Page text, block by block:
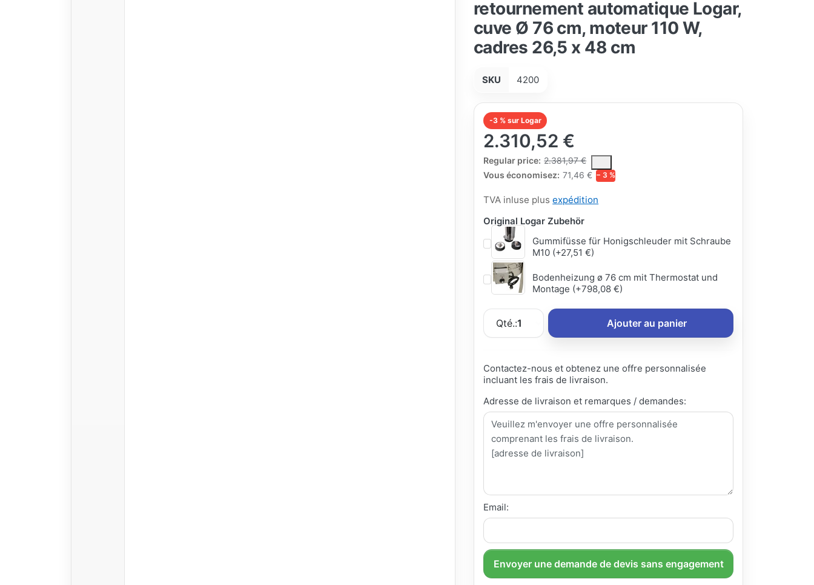
retournement automatique Logar,
cuve Ø 76 cm, moteur 110 W,
cadres 26,5 x 48 cm
SKU 4200
-3 % sur Logar
2.310,52 €
Regular price: 2.381,97 €
The Regular Price is the median selling price paid by customers for a product,
Vous économisez: 71,46 € − 3 %
TVA inluse plusexpédition
Original Logar Zubehör
Gummifüsse für Honigschleuder mit Schraube
M10 (+27,51 €)
Bodenheizung ø 76 cm mit Thermostat und
Montage (+798,08 €)
Qté.:1 Ajouter au panier
Contactez-nous et obtenez une offre personnalisée
incluant les frais de livraison.
Adresse de livraison et remarques / demandes:
Email:
Envoyer une demande de devis sans engagement